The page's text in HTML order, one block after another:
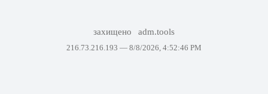
захищено adm.tools
216.73.216.193 — 8/8/2026, 4:52:46 PM